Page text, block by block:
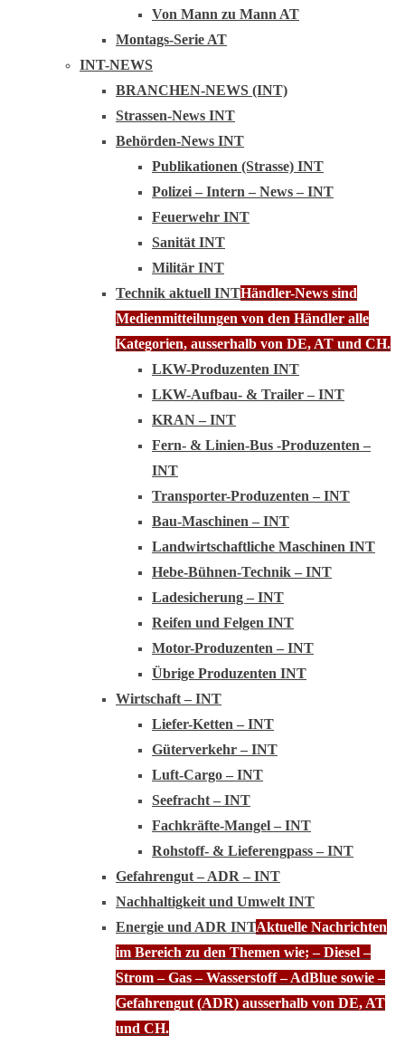
Von Mann zu Mann AT
Montags-Serie AT
INT-NEWS
BRANCHEN-NEWS (INT)
Strassen-News INT
Behörden-News INT
Publikationen (Strasse) INT
Polizei – Intern – News – INT
Feuerwehr INT
Sanität INT
Militär INT
Technik aktuell INTHändler-News sind
Medienmitteilungen von den Händler alle
Kategorien, ausserhalb von DE, AT und CH.
LKW-Produzenten INT
LKW-Aufbau- & Trailer – INT
KRAN – INT
Fern- & Linien-Bus -Produzenten –
INT
Transporter-Produzenten – INT
Bau-Maschinen – INT
Landwirtschaftliche Maschinen INT
Hebe-Bühnen-Technik – INT
Ladesicherung – INT
Reifen und Felgen INT
Motor-Produzenten – INT
Übrige Produzenten INT
Wirtschaft – INT
Liefer-Ketten – INT
Güterverkehr – INT
Luft-Cargo – INT
Seefracht – INT
Fachkräfte-Mangel – INT
Rohstoff- & Lieferengpass – INT
Gefahrengut – ADR – INT
Nachhaltigkeit und Umwelt INT
Energie und ADR INTAktuelle Nachrichten
im Bereich zu den Themen wie; – Diesel –
Strom – Gas – Wasserstoff – AdBlue sowie –
Gefahrengut (ADR) ausserhalb von DE, AT
und CH.